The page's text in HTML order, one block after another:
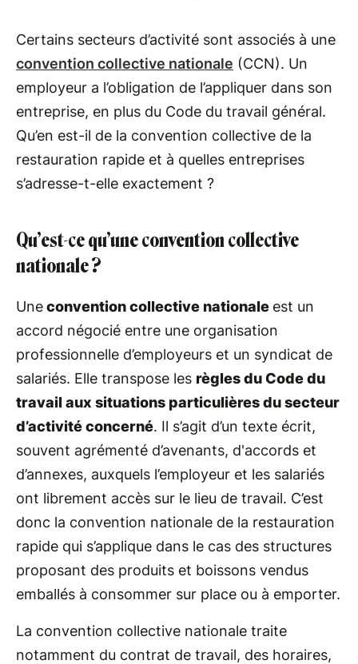
Certains secteurs d’activité sont associés à une
convention collective nationale (CCN). Un
employeur a l’obligation de l’appliquer dans son
entreprise, en plus du Code du travail général.
Qu’en est-il de la convention collective de la
restauration rapide et à quelles entreprises
s’adresse-t-elle exactement ?
Qu’est-ce qu’une convention collective
nationale ?
Uneconvention collective nationale est un
accord négocié entre une organisation
professionnelle d’employeurs et un syndicat de
salariés. Elle transpose les règles du Code du
travail aux situations particulières du secteur
d’activité concerné. Il s’agit d’un texte écrit,
souvent agrémenté d’avenants, d'accords et
d’annexes, auxquels l’employeur et les salariés
ont librement accès sur le lieu de travail. C’est
donc la convention nationale de la restauration
rapide qui s’applique dans le cas des structures
proposant des produits et boissons vendus
emballés à consommer sur place ou à emporter.
La convention collective nationale traite
notamment du contrat de travail, des horaires,